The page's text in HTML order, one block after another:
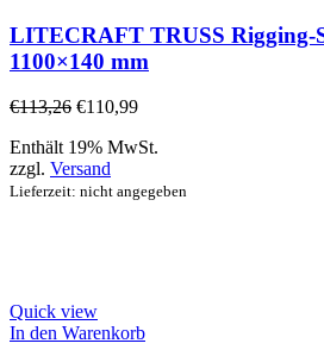
LITECRAFT TRUSS Rigging-
1100×140 mm
€113,26 €110,99
Enthält 19% MwSt.
zzgl. Versand
Lieferzeit: nicht angegeben
Quick view
In den Warenkorb